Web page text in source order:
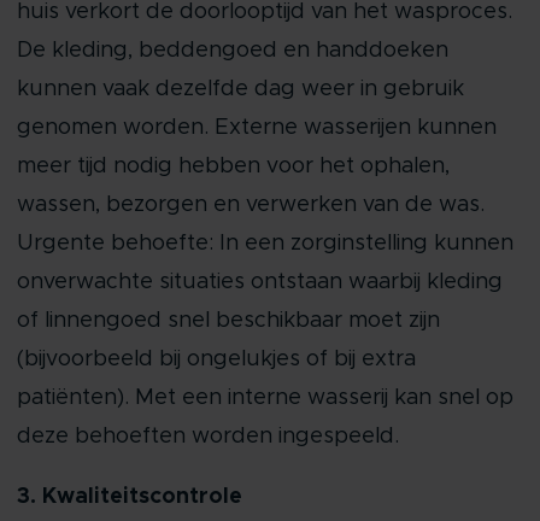
huis verkort de doorlooptijd van het wasproces.
De kleding, beddengoed en handdoeken
kunnen vaak dezelfde dag weer in gebruik
genomen worden. Externe wasserijen kunnen
meer tijd nodig hebben voor het ophalen,
wassen, bezorgen en verwerken van de was.
Urgente behoefte: In een zorginstelling kunnen
onverwachte situaties ontstaan waarbij kleding
of linnengoed snel beschikbaar moet zijn
(bijvoorbeeld bij ongelukjes of bij extra
patiënten). Met een interne wasserij kan snel op
deze behoeften worden ingespeeld.
3. Kwaliteitscontrole